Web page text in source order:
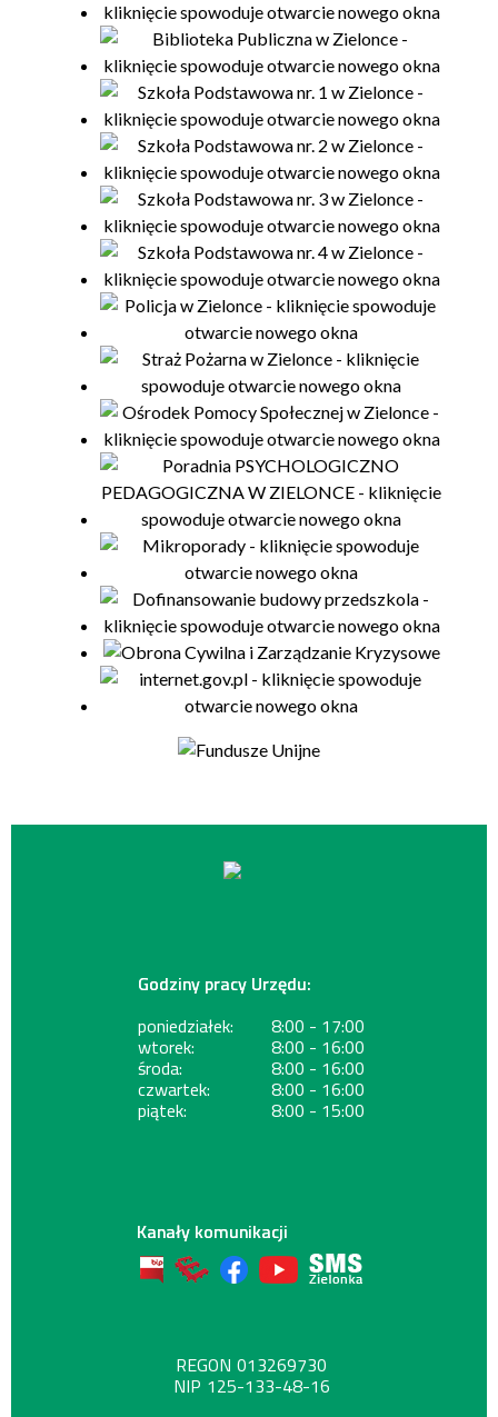
Godziny pracy Urzędu:
poniedziałek:
8:00 - 17:00
wtorek: 8:00 - 16:00
środa: 8:00 - 16:00
czwartek: 8:00 - 16:00
piątek: 8:00 - 15:00
Kanały komunikacji
REGON 013269730
NIP 125-133-48-16